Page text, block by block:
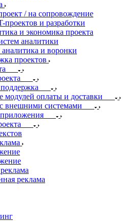
/ на сопровождение
проектов и разработки
и экономика проекта
аналитики
и воронки
проектов
модулей оплаты и доставки
внешними системами
реклама